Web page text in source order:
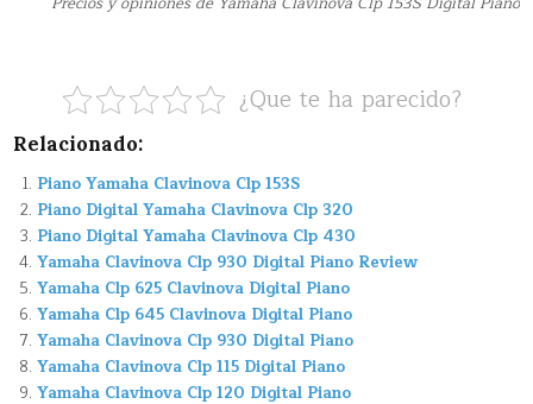
¿Que te ha parecido?
Relacionado:
Piano Yamaha Clavinova Clp 153S
Piano Digital Yamaha Clavinova Clp 320
Piano Digital Yamaha Clavinova Clp 430
Yamaha Clavinova Clp 930 Digital Piano Review
Yamaha Clp 625 Clavinova Digital Piano
Yamaha Clp 645 Clavinova Digital Piano
Yamaha Clavinova Clp 930 Digital Piano
Yamaha Clavinova Clp 115 Digital Piano
Yamaha Clavinova Clp 120 Digital Piano